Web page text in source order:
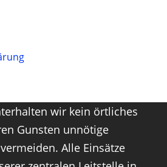
wir kein örtliches
Gunsten unnötige
Alle Einsätze